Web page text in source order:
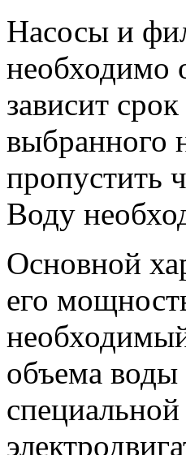
Насосы и
необходимо
зависит
выбранного
пропустить
Воду
Основной
его
объема воды